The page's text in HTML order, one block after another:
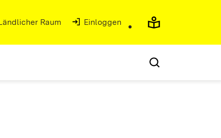
Raum (Öffnet in neuem Fenster)
Einloggen